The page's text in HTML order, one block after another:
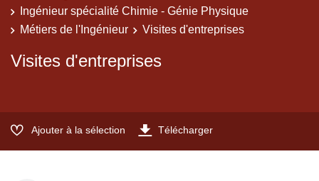
Ingénieur spécialité Chimie - Génie Physique
Métiers de l'Ingénieur
Visites d'entreprises
Visites d'entreprises
Ajouter à la sélection Télécharger